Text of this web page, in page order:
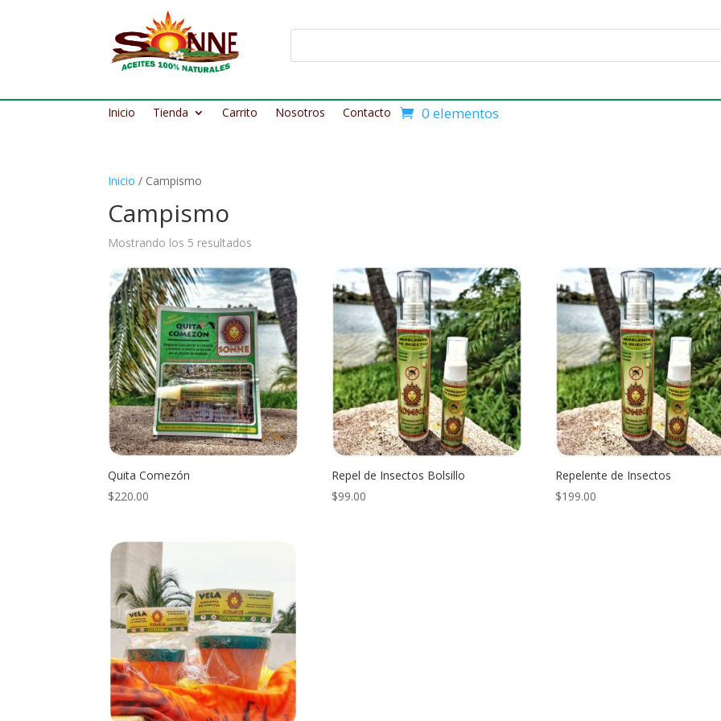
Inicio Tienda Carrito Nosotros Contacto 0 elementos
Inicio / Campismo
Campismo
Mostrando los 5 resultados
Quita Comezón
$220.00
Repel de Insectos Bolsillo
$99.00
Repelente de Insectos
$199.00